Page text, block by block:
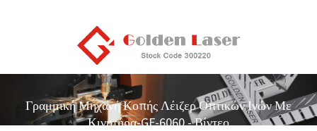
Γραμμική Μηχανή Κοπής Λέιζερ Οπτικών Ινών Με
Κινητήρα-GF-6060 - Βίντεο